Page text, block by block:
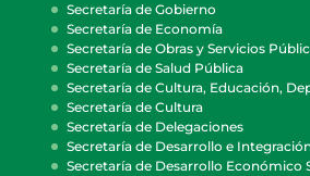
Secretaría de Gobierno
Secretaría de Economía
Secretaría de Obras y Servicios
Secretaría de Salud Pública
Secretaría de Cultura, Educación,
Secretaría de Cultura
Secretaría de Delegaciones
Secretaría de Desarrollo e
Secretaría de Desarrollo Económico